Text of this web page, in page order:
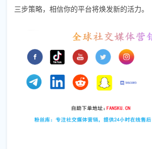
三步策略，相信你的平台将焕发新的活力。